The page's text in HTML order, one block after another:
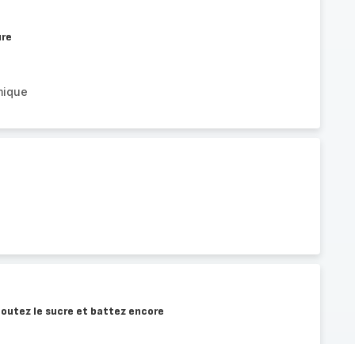
le sucre et battez encore